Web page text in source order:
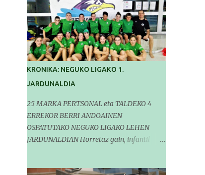
KRONIKA: NEGUKO LIGAKO 1.
JARDUNALDIA
25 MARKA PERTSONAL eta TALDEKO 4
ERREKOR BERRI ANDOAINEN
OSPATUTAKO NEGUKO LIGAKO LEHEN
JARDUNALDIAN Horretaz gain, infantil